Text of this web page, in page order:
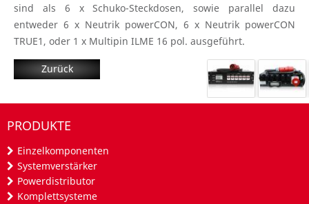
sind als 6 x Schuko-Steckdosen, sowie parallel dazu
entweder 6 x Neutrik powerCON, 6 x Neutrik powerCON
TRUE1, oder 1 x Multipin ILME 16 pol. ausgeführt.
Zurück
PRODUKTE
Einzelkomponenten
Systemverstärker
Powerdistributor
Komplettsysteme